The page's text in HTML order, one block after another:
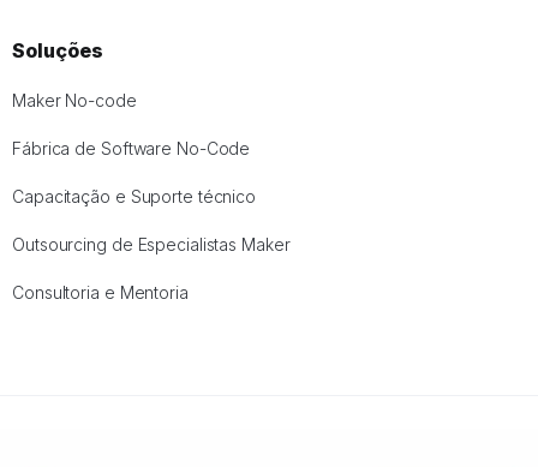
Soluções
Maker No-code
Fábrica de Software No-Code
Capacitação e Suporte técnico
Outsourcing de Especialistas Maker
Consultoria e Mentoria